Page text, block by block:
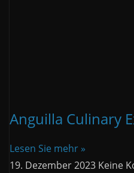
Anguilla Culinary
Lesen Sie mehr »
19. Dezember 2023 Keine